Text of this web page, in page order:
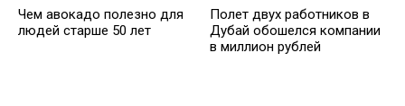
Чем авокадо полезно для
людей старше 50 лет
Полет двух работников в
Дубай обошелся компании
в миллион рублей